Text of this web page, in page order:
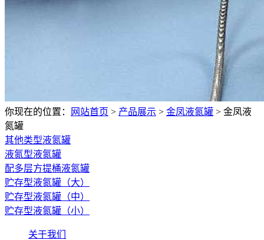
你现在的位置： 网站首页 > 产品展示 > 金凤液氮罐 > 金凤液
氮罐
其他类型液氮罐
液氮型液氮罐
配多层方提桶液氮罐
贮存型液氮罐（大）
贮存型液氮罐（中）
贮存型液氮罐（小）
关于我们